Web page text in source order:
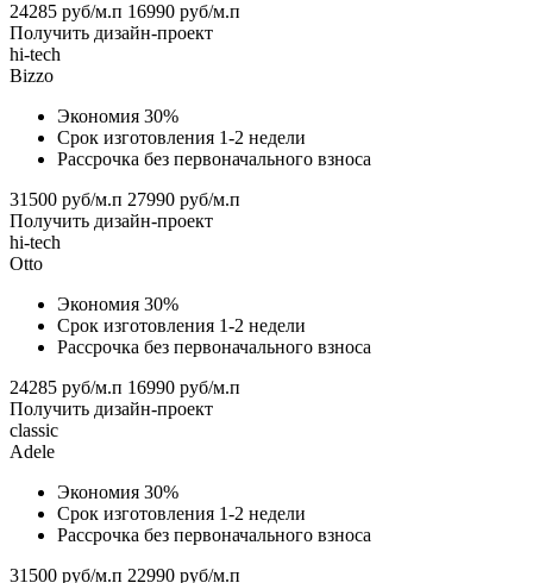
24285 руб/м.п 16990 руб/м.п
Получить дизайн-проект
hi-tech
Bizzo
Экономия 30%
Срок изготовления 1-2 недели
Рассрочка без первоначального взноса
31500 руб/м.п 27990 руб/м.п
Получить дизайн-проект
hi-tech
Otto
Экономия 30%
Срок изготовления 1-2 недели
Рассрочка без первоначального взноса
24285 руб/м.п 16990 руб/м.п
Получить дизайн-проект
classic
Adele
Экономия 30%
Срок изготовления 1-2 недели
Рассрочка без первоначального взноса
31500 руб/м.п 22990 руб/м.п